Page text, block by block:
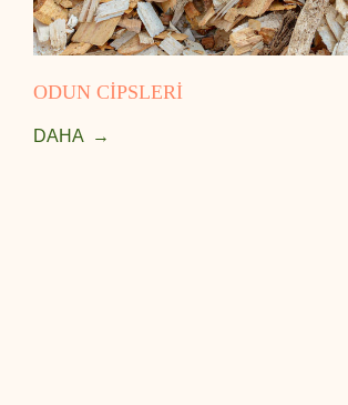
ODUN CİPSLERİ
DAHA